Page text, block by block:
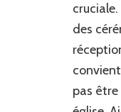
des
pas